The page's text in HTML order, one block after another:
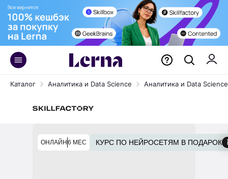
Каталог Аналитика и Data Science Аналитика и Data
ОНЛАЙН6 МЕС КУРС ПО НЕЙРОСЕТЯМ В ПОДАРОК